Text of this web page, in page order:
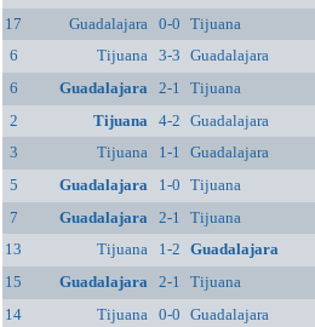
17
Guadalajara 0-0 Tijuana
6
Tijuana 3-3 Guadalajara
6
Guadalajara 2-1 Tijuana
2
Tijuana 4-2 Guadalajara
3
Tijuana 1-1 Guadalajara
5
Guadalajara 1-0 Tijuana
7
Guadalajara 2-1 Tijuana
13
Tijuana 1-2 Guadalajara
15
Guadalajara 2-1 Tijuana
14
Tijuana 0-0 Guadalajara